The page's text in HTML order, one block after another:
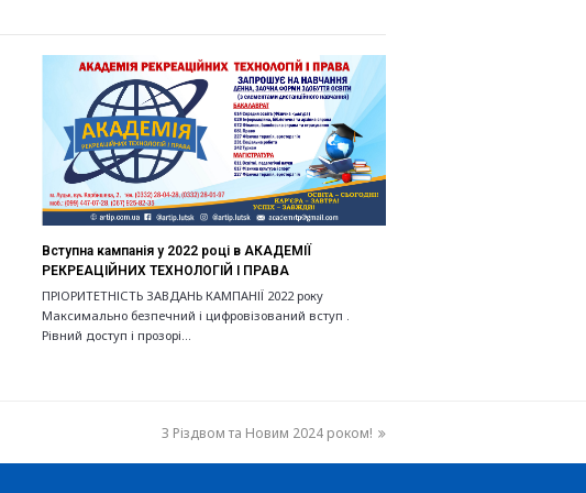
Вступна кампанія у 2022 році в АКАДЕМІЇ
РЕКРЕАЦІЙНИХ ТЕХНОЛОГІЙ І ПРАВА
ПРІОРИТЕТНІСТЬ ЗАВДАНЬ КАМПАНІЇ 2022 року
Максимально безпечний і цифровізований вступ .
Рівний доступ і прозорі…
next
З Різдвом та Новим 2024 роком!